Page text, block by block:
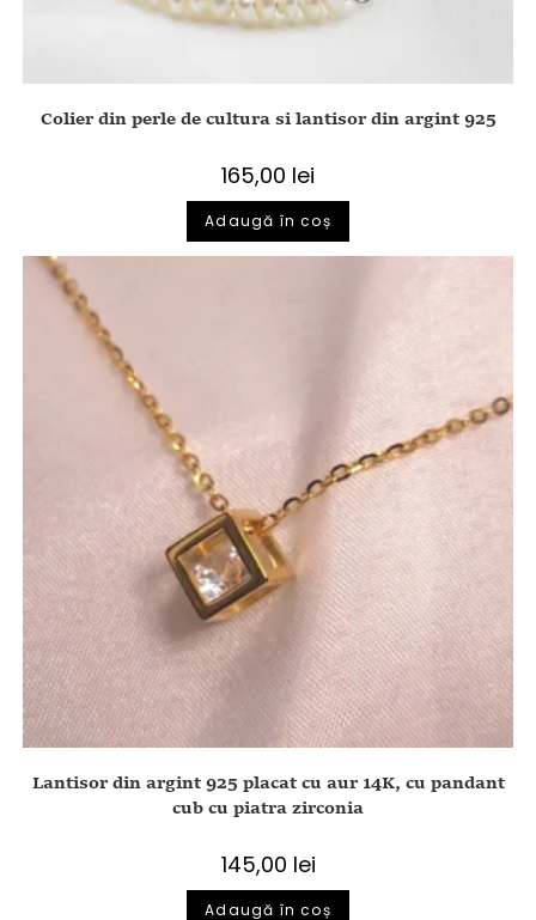
Colier din perle de cultura si lantisor din argint 925
165,00 lei
Adaugă în coș
Lantisor din argint 925 placat cu aur 14K, cu pandant
cub cu piatra zirconia
145,00 lei
Adaugă în coș